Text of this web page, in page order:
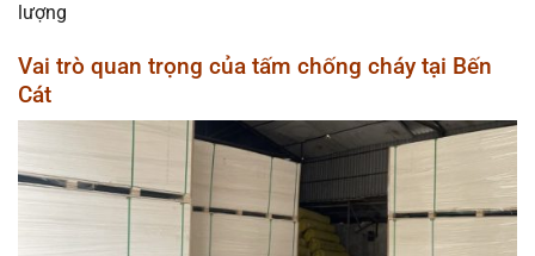
lượng
Vai trò quan trọng của tấm chống cháy tại Bến
Cát